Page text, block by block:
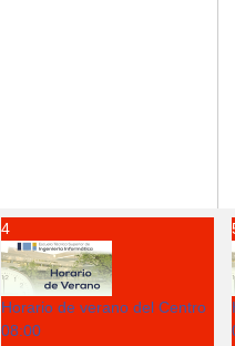
4
Horario de verano del Centro
08:00